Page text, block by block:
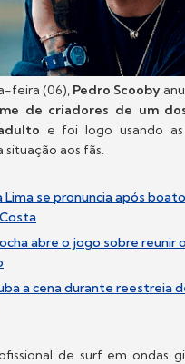
feira (06), Pedro Scooby
de criadores de um
e foi logo usando
situação aos fãs.
Lima se pronuncia após
abre o jogo sobre reunir
a cena durante reestreia
de surf em ondas